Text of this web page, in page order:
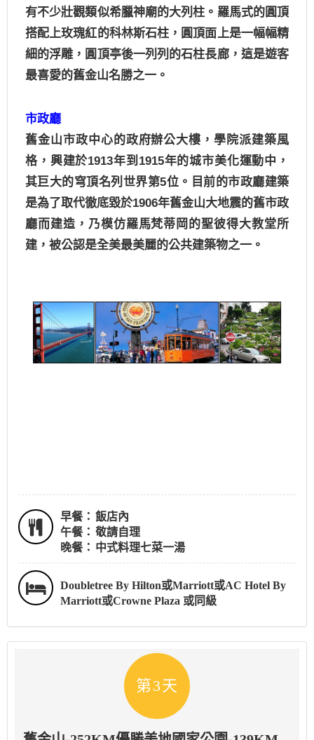
有不少壯觀類似希臘神廟的大列柱。羅馬式的圓頂
搭配上玫瑰紅的科林斯石柱，圓頂面上是一幅幅精
細的浮雕，圓頂亭後一列列的石柱長廊，這是遊客
最喜愛的舊金山名勝之一。
市政廳
舊金山市政中心的政府辦公大樓，學院派建築風
格，興建於1913年到 1915年的城市美化運動中，
其巨大的穹頂名列世界第5位。目前的市政廳建築
是為了取代徹底毀於1906年舊金山大地震的舊市政
廳而建造，乃模仿羅馬梵蒂岡的聖彼得大教堂所
建，被公認是全美最美麗的公共建築物之一。
早餐： 飯店內
午餐： 敬請自理
晚餐： 中式料理七菜一湯
Doubletree By Hilton或Marriott或AC Hotel By
Marriott或Crowne Plaza 或同級
第3天